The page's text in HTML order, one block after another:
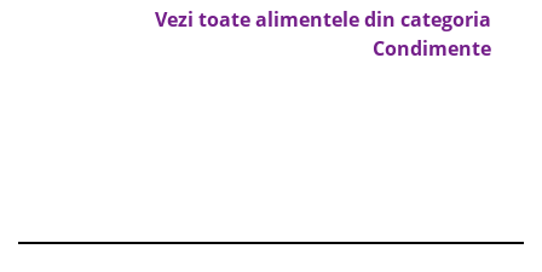
Vezi toate alimentele din categoria
Condimente